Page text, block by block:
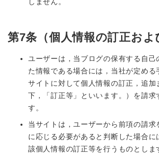
第7条（個人情報の訂正およ
ユーザーは，当ブログの保有する自己
た情報である場合には，当社が定める
サイトに対して個人情報の訂正，追加
下，「訂正等」といいます。）を請求
す。
当サイトは，ユーザーから前項の請求
に応じる必要があると判断した場合に
該個人情報の訂正等を行うものとしま